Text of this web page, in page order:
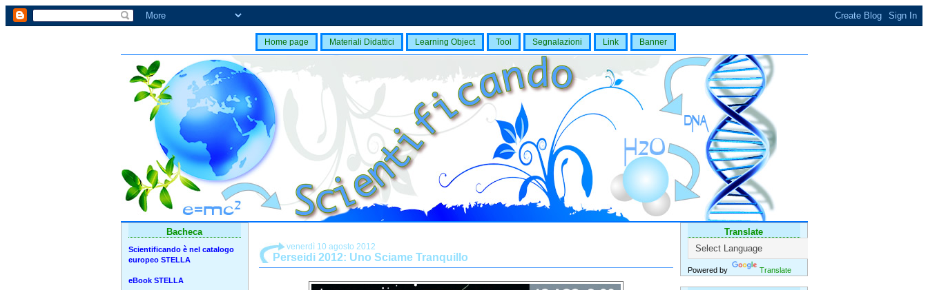
Home page Materiali Didattici Learning Object Tool Segnalazioni Link Banner
Translate
Powered by Translate
venerdì 10 agosto 2012
Perseidi 2012: Uno Sciame Tranquillo
Bacheca
Scientificando è nel catalogo
europeo STELLA
eBook STELLA